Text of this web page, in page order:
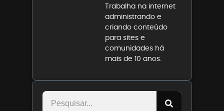
Trabalha na internet
administrando e
criando conteúdo
para sites e
comunidades há
mais de 10 anos.